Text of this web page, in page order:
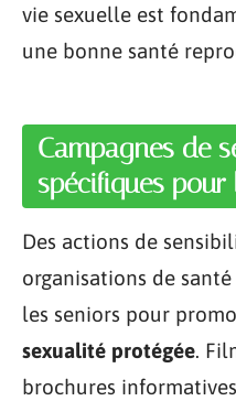
vie sexuelle est
une bonne santé
Campagnes de
spécifiques pour
Des actions de
organisations de
les seniors pour
sexualité protégée.
brochures